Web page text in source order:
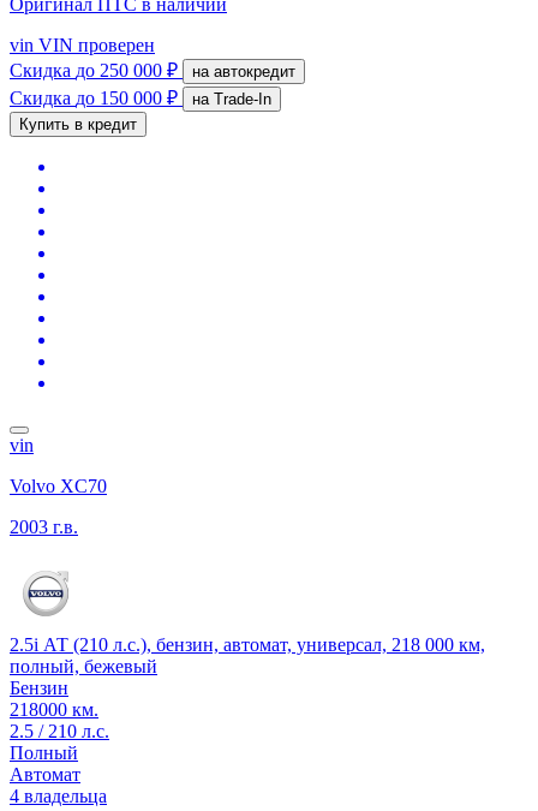
vin VIN проверен
Скидка до 250 000 ₽ на автокредит
Скидка до 150 000 ₽
на Trade-In
Купить в кредит
vin
Volvo XC70
2003 г.в.
2.5i АТ (210 л.с.), бензин, автомат, универсал, 218 000 км,
полный, бежевый
Бензин
218000 км.
2.5 / 210 л.с.
Полный
Автомат
4 владельца